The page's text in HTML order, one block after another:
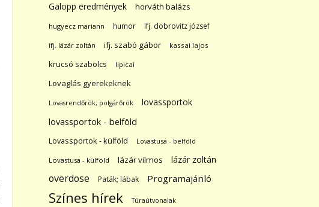
Galopp eredmények horváth balázs
hugyecz mariann humor ifj. dobrovitz józsef
ifj. lázár zoltán ifj. szabó gábor kassai lajos
krucsó szabolcs lipicai
Lovaglás gyerekeknek
Lovasrendőrök; polgárőrök
lovassportok
lovassportok - belföld
Lovassportok - külföld Lovastusa - belföld
Lovastusa - külföld lázár vilmos lázár zoltán
overdose Paták; lábak Programajánló
Színes hírek Túraútvonalak